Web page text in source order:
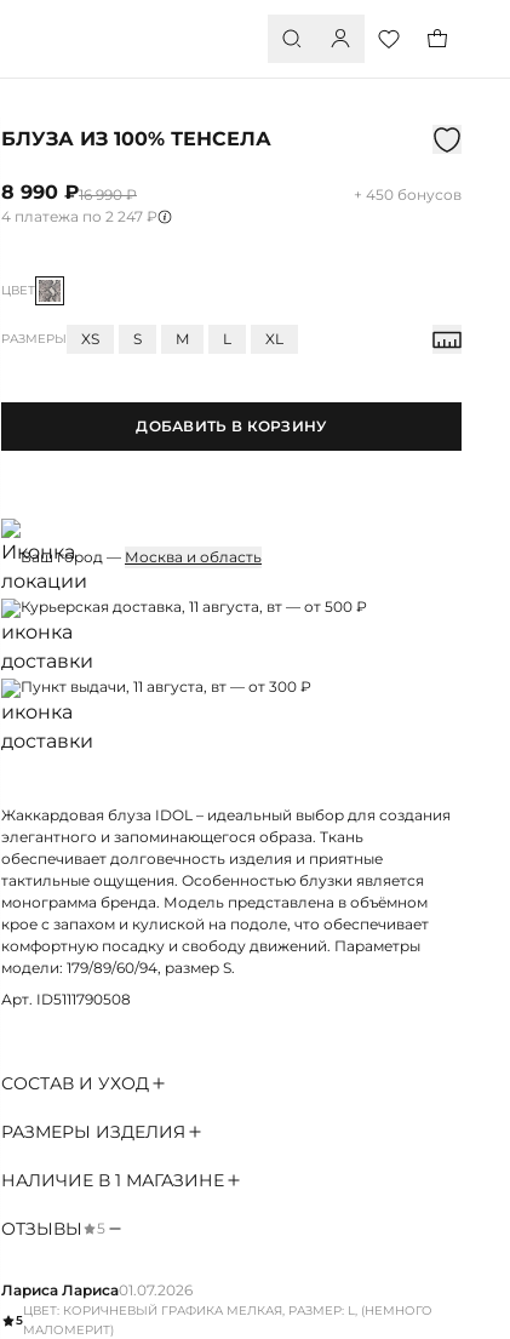
БЛУЗА ИЗ 100% ТЕНСЕЛА
8 990 ₽16 990 ₽
+ 450 бонусов
4 платежа по 2 247 ₽
ЦВЕТ
РАЗМЕРЫ XS S M L XL
ДОБАВИТЬ В КОРЗИНУ
Ваш город — Москва и область
Курьерская доставка, 11 августа, вт — от 500 ₽
Пункт выдачи, 11 августа, вт — от 300 ₽
Жаккардовая блуза IDOL – идеальный выбор для создания
элегантного и запоминающегося образа. Ткань
обеспечивает долговечность изделия и приятные
тактильные ощущения. Особенностью блузки является
монограмма бренда. Модель представлена в объёмном
крое с запахом и кулиской на подоле, что обеспечивает
комфортную посадку и свободу движений. Параметры
модели: 179/89/60/94, размер S.
Арт. ID5111790508
СОСТАВ И УХОД
РАЗМЕРЫ ИЗДЕЛИЯ
НАЛИЧИЕ В 1 МАГАЗИНЕ
ОТЗЫВЫ 5
Лариса Лариса01.07.2026
5
ЦВЕТ: КОРИЧНЕВЫЙ ГРАФИКА МЕЛКАЯ, РАЗМЕР: L, (НЕМНОГО
МАЛОМЕРИТ)